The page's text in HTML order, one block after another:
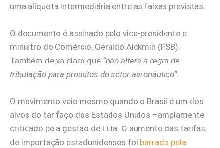
uma alíquota intermediária entre as faixas previstas.
O documento é assinado pelo vice-presidente e
ministro do Comércio, Geraldo Alckmin (PSB).
Também deixa claro que “não altera a regra de
tributação para produtos do setor aeronáutico”.
O movimento veio mesmo quando o Brasil é um dos
alvos do tarifaço dos Estados Unidos –amplamente
criticado pela gestão de Lula. O aumento das tarifas
de importação estadunidenses foi barrado pela